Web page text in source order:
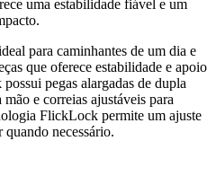
uma estabilidade fiável e um
para caminhantes de um dia e
que oferece estabilidade e apoio
pegas alargadas de dupla
e correias ajustáveis para
FlickLock permite um ajuste
necessário.